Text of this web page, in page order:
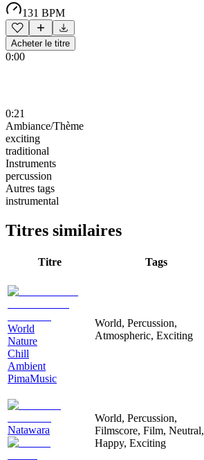
131 BPM
Acheter le titre
0:00
0:21
Ambiance/Thème
exciting
traditional
Instruments
percussion
Autres tags
instrumental
Titres similaires
Titre Tags
World
Nature
Chill
Ambient
PimaMusic
World, Percussion,
Atmospheric, Exciting
Natawara
World, Percussion,
Filmscore, Film, Neutral,
Happy, Exciting